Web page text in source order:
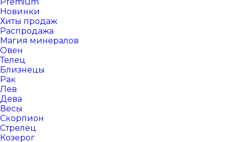
Новинки
Хиты продаж
Распродажа
Магия минералов
Овен
Телец
Близнецы
Рак
Лев
Дева
Весы
Скорпион
Стрелец
Козерог